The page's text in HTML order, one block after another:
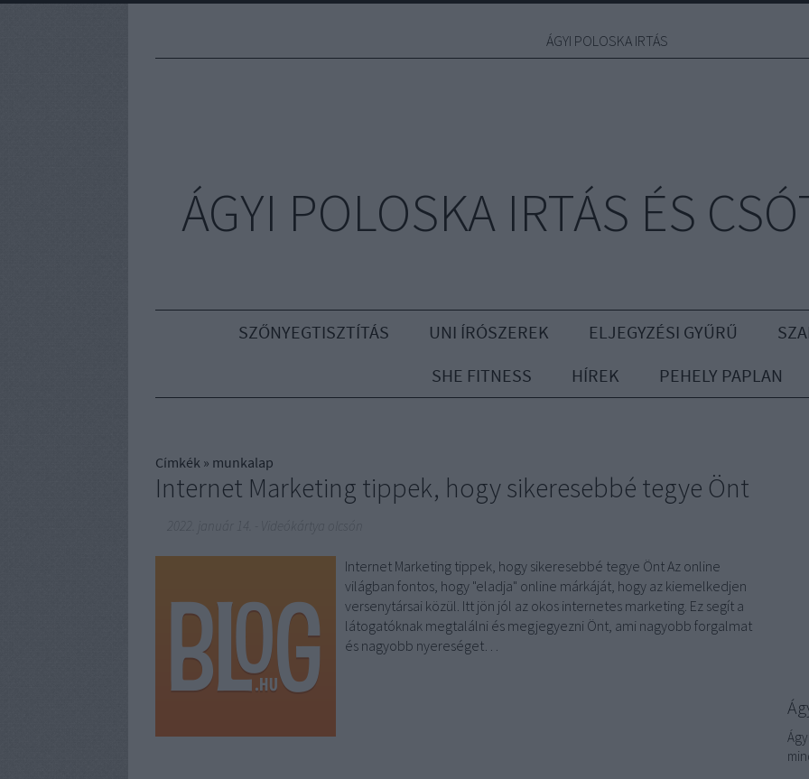
ÁGYI POLOSKA IRTÁS
ÁGYI POLOSKA IRTÁS ÉS
SZŐNYEGTISZTÍTÁS UNI ÍRÓSZEREK ELJEGYZÉSI GYŰRŰ
SHE FITNESS
HÍREK PEHELY PAPLAN
Címkék » munkalap
Internet Marketing tippek, hogy sikeresebbé tegye Önt
Internet Marketing tippek, hogy sikeresebbé tegye Önt Az online
világban fontos, hogy "eladja" online márkáját, hogy az kiemelkedjen
versenytársai közül. Itt jön jól az okos internetes marketing. Ez segít a
látogatóknak megtalálni és megjegyezni Önt, ami nagyobb forgalmat
és nagyobb nyereséget…